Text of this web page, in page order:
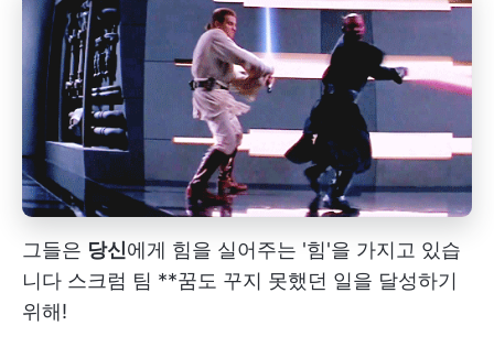
그들은 당신에게 힘을 실어주는 '힘'을 가지고 있습
니다 스크럼 팀 **꿈도 꾸지 못했던 일을 달성하기
위해!